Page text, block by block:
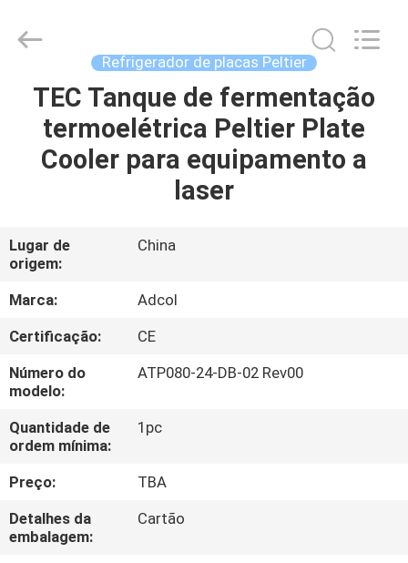
CASA
PRODUTOS
SOBRE
NÓS
EXCURSÃO
DA
FÁBRICA
CONTROLE
DA
QUALIDADE
(Guangzhou)
Reserved.
Refrigerador de placas Peltier
TEC Tanque de fermentação
termoelétrica Peltier Plate
Cooler para equipamento a
laser
Lugar de
origem:
China
Marca:
Adcol
Certificação:
CE
Número do
modelo:
ATP080-24-DB-02 Rev00
Quantidade de
ordem mínima:
1pc
Preço:
TBA
Detalhes da
embalagem:
Cartão